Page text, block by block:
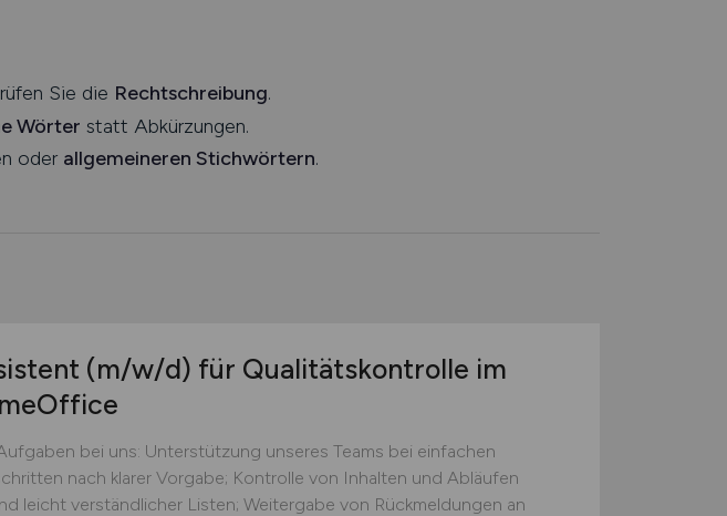
Sie die Rechtschreibung.
Wörter statt Abkürzungen.
oder allgemeineren Stichwörtern.
(m/w/d) für Qualitätskontrolle im
bei uns: Unterstützung unseres Teams bei einfachen
nach klarer Vorgabe; Kontrolle von Inhalten und Abläufen
leicht verständlicher Listen; Weitergabe von Rückmeldungen an